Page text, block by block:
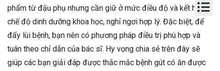
phẩm từ đậu phụ nhưng cần giữ ở mức điều độ và kết hợp
chế độ dinh dưỡng khoa học, nghỉ ngơi hợp lý. Đặc biệt, để
đẩy lùi bệnh, bạn nên có phương pháp điều trị phù hợp và
tuân theo chỉ dẫn của bác sĩ. Hy vọng chia sẻ trên đây sẽ
giúp các bạn giải đáp được thắc mắc bệnh gút có ăn được